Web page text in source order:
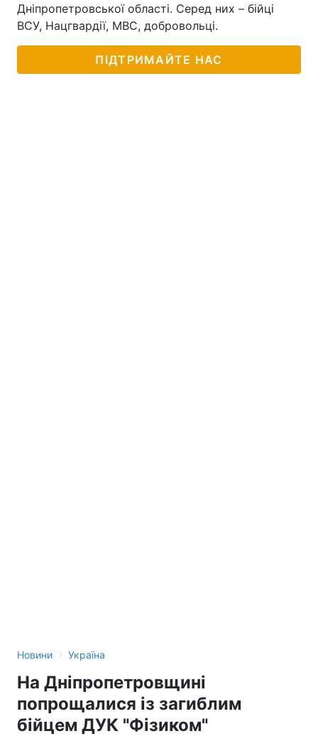
Дніпропетровської області. Серед них – бійці
ВСУ, Нацгвардії, МВС, добровольці.
ПІДТРИМАЙТЕ НАС
Новини › Україна
На Дніпропетровщині
попрощалися із загиблим
бійцем ДУК "Фізиком"